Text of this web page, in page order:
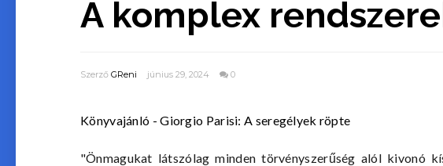
A komplex
Szerző GReni június 29, 2024 0
Könyvajánló - Giorgio Parisi: A ​seregélyek röpte
"Önmagukat látszólag minden törvényszerűség alól kivonó